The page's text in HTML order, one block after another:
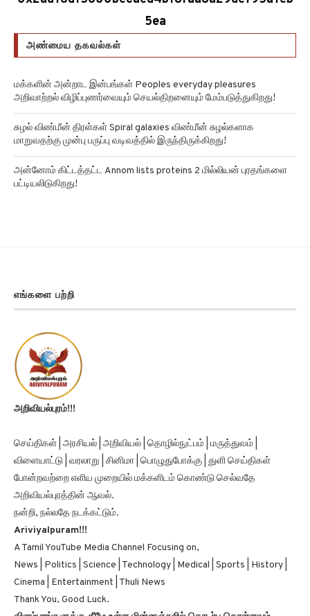
அண்மைய தகவல்கள்
அறிவாற்றல் விழிப்புணர்வையும் செயல்திறனையும் மேம்படுத்துகிறது!
சுழல் விண்மீன் திரள்கள் Spiral galaxies விண்மீன் சுழல்களாக
மாறுவதற்கு முன்பு பருப்பு வடிவத்தில் இருந்திருக்கிறது!
அன்னோம் கிட்டத்தட்ட Annom lists proteins 2 மில்லியன் புரதங்களை
பட்டியலிடுகிறது!
அறிவியல்புரம்!!!
விளையாட்டு | வரலாறு | சினிமா | பொழுதுபோக்கு | துளி செய்திகள்
போன்றவற்றை எளிய முறையில் மக்களிடம் கொண்டு செல்வதே
அறிவியல்புரத்தின் ஆவல்.
நன்றி, நல்லதே நடக்கட்டும்.
Ariviyalpuram!!!
A Tamil YouTube Media Channel Focusing on,
News | Politics | Science | Technology | Medical | Sports | History |
Cinema | Entertainment | Thuli News
Thank You, Good Luck.
விளம்பரங்களுக்கு கீழே உள்ள மின்னஞ்சலில் தொடர்பு கொள்ளவும்